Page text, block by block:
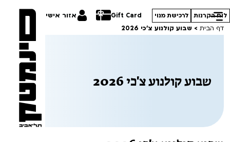
Gift Card אזור אישי לוח הקרנות לרכישת מנוי
טרום בכורה
תכניות מיוחדות
דף הבית > שבוע קולנוע צ'כי 2026
שבוע קולנוע צ'כי 2026